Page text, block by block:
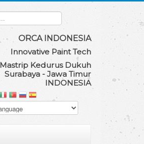
ORCA INDONESIA
Innovative Paint Tech
Mastrip Kedurus Dukuh
Surabaya - Jawa Timur
INDONESIA